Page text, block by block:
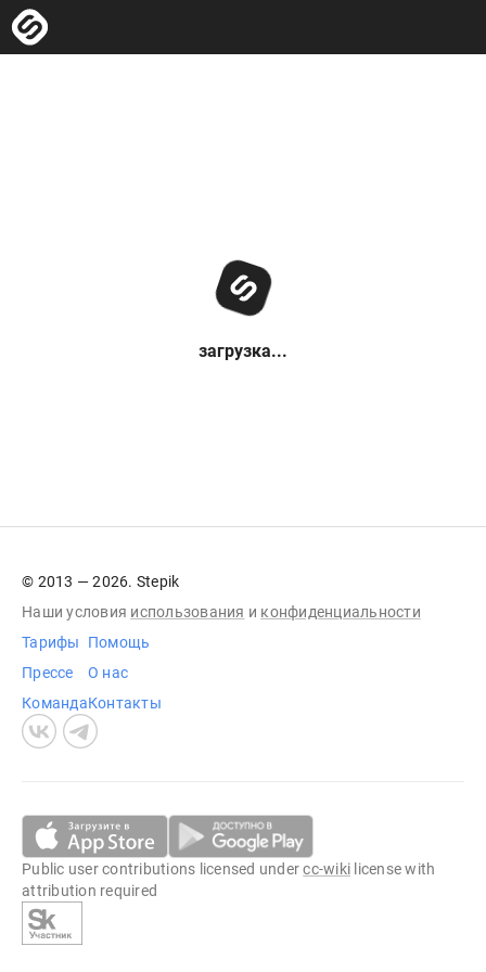
загрузка...
© 2013 — 2026. Stepik
Наши условия использования и конфиденциальности
Тарифы
Прессе
Команда
Помощь
О нас
Контакты
Public user contributions licensed undercc-wiki license with
attribution required